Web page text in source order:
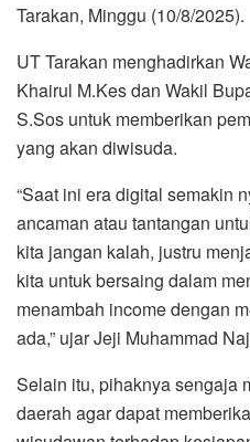
Tarakan, Minggu (10/8/2025).
UT Tarakan menghadirkan
Khairul M.Kes dan Wakil
S.Sos untuk memberikan
yang akan diwisuda.
“Saat ini era digital semakin
ancaman atau tantangan
kita jangan kalah, justru
kita untuk bersaing dalam
menambah income dengan
ada,” ujar Jeji Muhammad
Selain itu, pihaknya sengaja
daerah agar dapat